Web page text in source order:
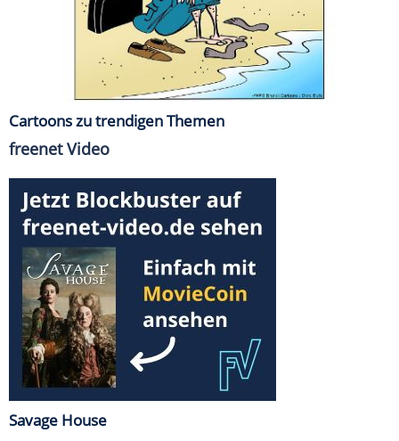
Cartoons zu trendigen Themen
freenet Video
Savage House